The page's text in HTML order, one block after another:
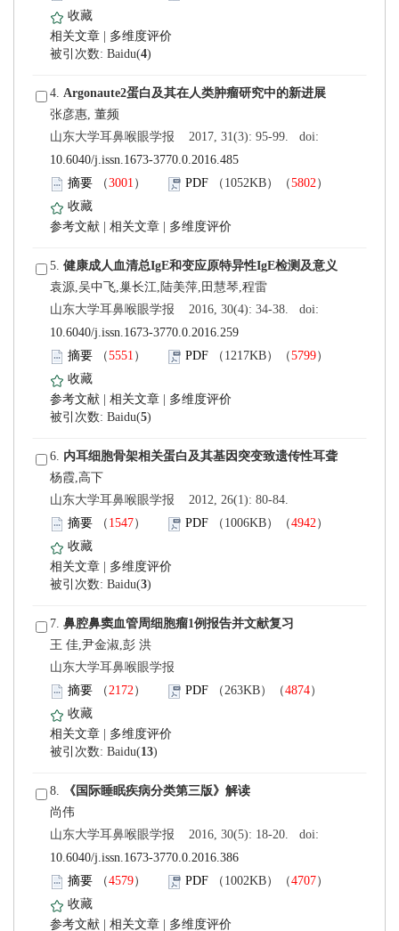
)
4.
山东大学耳鼻喉眼学报 2017, 31(3): 95-99. doi:
10.6040/j.issn.1673-3770.0.2016.485
）
）
5.
山东大学耳鼻喉眼学报 2016, 30(4): 34-38. doi:
10.6040/j.issn.1673-3770.0.2016.259
）
）
)
6.
山东大学耳鼻喉眼学报 2012, 26(1): 80-84.
）
）
)
7.
王 佳,尹金淑,彭 洪
山东大学耳鼻喉眼学报
）
）
)
8.
山东大学耳鼻喉眼学报 2016, 30(5): 18-20. doi:
10.6040/j.issn.1673-3770.0.2016.386
）
）